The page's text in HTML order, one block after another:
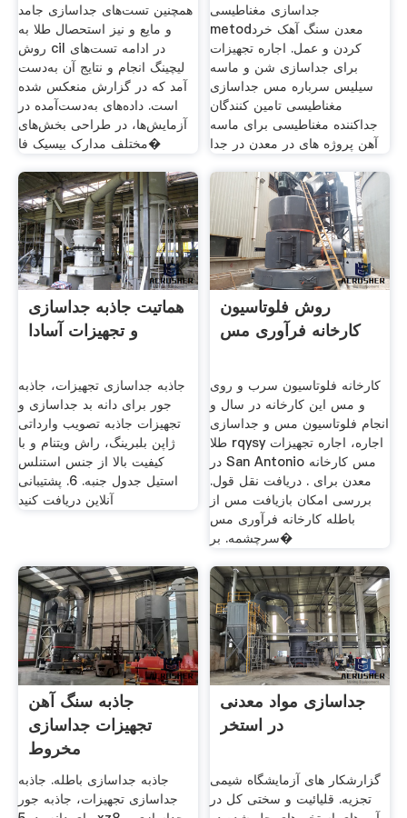
همچنین تست‌های جداسازی جامد
و مایع و نیز استحصال طلا به
روش cil در ادامه تست‌های
لیچینگ انجام و نتایج آن به‌دست
آمد که در گزارش منعکس شده
است. داده‌های به‌دست‌آمده در
آزمایش‌ها، در طراحی بخش‌های
مختلف مدارک بیسیک فا�
جداسازی مغناطیسی
metodمعدن سنگ آهک خرد
کردن و عمل. اجاره تجهیزات
برای جداسازی شن و ماسه
سیلیس سرباره مس جداسازی
مغناطیسی تامین کنندگان
جداکننده مغناطیسی برای ماسه
آهن پروژه های در معدن در جدا
هماتیت جاذبه جداسازی
و تجهیزات آسادا
جاذبه جداسازی تجهیزات، جاذبه
جور برای دانه بد جداسازی و
تجهیزات جاذبه تصویب وارداتی
ژاپن بلبرینگ، راش ویتنام و با
کیفیت بالا از جنس استنلس
استیل جدول جنبه. 6. پشتیبانی
آنلاین دریافت کنید
روش فلوتاسیون
کارخانه فرآوری مس
کارخانه فلوتاسیون سرب و روی
و مس این کارخانه در سال و
انجام فلوتاسیون مس و جداسازی
طلا rqysy اجاره، اجاره تجهیزات
در San Antonio مس کارخانه
معدن برای . دریافت نقل قول.
بررسی امکان بازیافت مس از
باطله کارخانه فرآوری مس
سرچشمه. بر�
جاذبه سنگ آهن
تجهیزات جداسازی
مخروط
جاذبه جداسازی باطله. جاذبه
جداسازی تجهیزات، جاذبه جور
جداسازی مواد معدنی
در استخر
گزارشکار های آزمایشگاه شیمی
تجزیه. قلیائیت و سختی کل در